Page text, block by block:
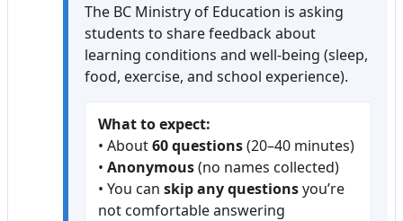
The BC Ministry of Education is asking
students to share feedback about
learning conditions and well-being (sleep,
food, exercise, and school experience).
What to expect:
• About60 questions(20–40 minutes)
• Anonymous(no names collected)
• You can skip any questionsyou’re
not comfortable answering